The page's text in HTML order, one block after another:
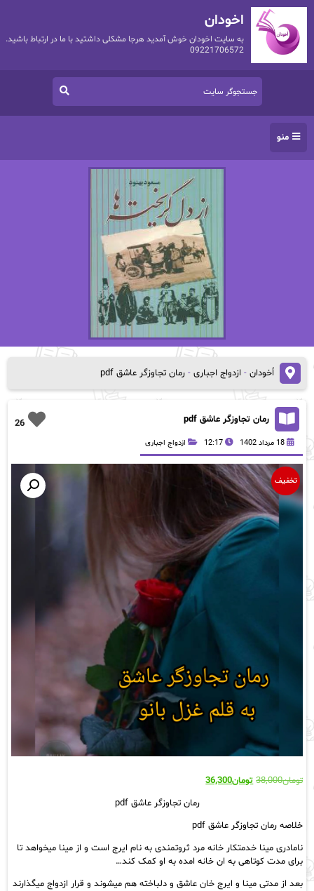
اخودان
به سایت اخودان خوش آمدید هرجا مشکلی داشتید با ما در ارتباط باشید.
09221706572
منو
اُخودان- ازدواج اجباری- رمان تجاوزگر عاشق pdf
26 رمان تجاوزگر عاشق pdf
18 مرداد 1402 12:17 ازدواج اجباری
تخفیف
تومان38,000 قیمت
بود.
تومان36,300قیمت
تومان36,300.
رمان تجاوزگر عاشق pdf
خلاصه رمان تجاوزگر عاشق pdf
نامادری مینا خدمتکار خانه مرد ثروتمندی به نام ایرج است و از مینا میخواهد تا
برای مدت کوتاهی به ان خانه امده به او کمک کند…
بعد از مدتی مینا و ایرج خان عاشق و دلباخته هم میشوند و قرار ازدواج میگذارند